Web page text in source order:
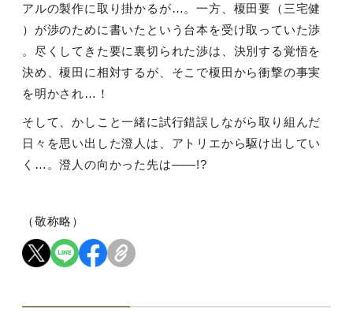
アルの製作に取り掛かるが…。一方、榎田要（三宅健
）が渉のために書いたという台本を受け取っていた渉
。尽くしてきた要に裏切られた渉は、決別する覚悟を
決め、榎田に相対するが、そこで榎田から衝撃の事実
を明かされ…！
そして、かしこと一緒に試行錯誤しながら取り組んだ
日々を思い出した澄人は、アトリエから駆け出してい
く…。澄人の向かった先は――!?
（敬称略）